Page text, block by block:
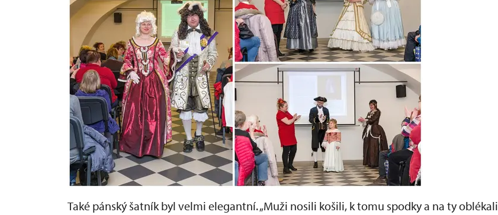
Také pánský šatník byl velmi elegantní. „Muži nosili košili, k tomu spodky a na ty oblékali